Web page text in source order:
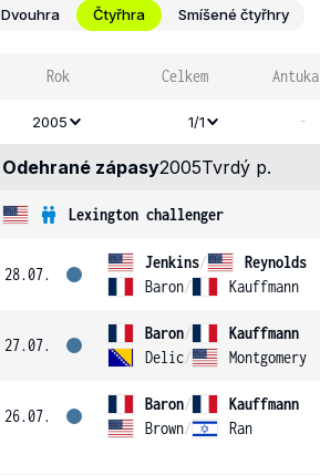
Dvouhra Čtyřhra Smíšené čtyřhry
Rok Celkem Antuka
2005 1/1 -
Odehrané zápasy2005Tvrdý p.
Lexington challenger
28.07.
Jenkins/
Reynolds
Baron/ Kauffmann
27.07.
Baron/
Kauffmann
Delic/ Montgomery
26.07.
Baron/
Kauffmann
Brown/ Ran